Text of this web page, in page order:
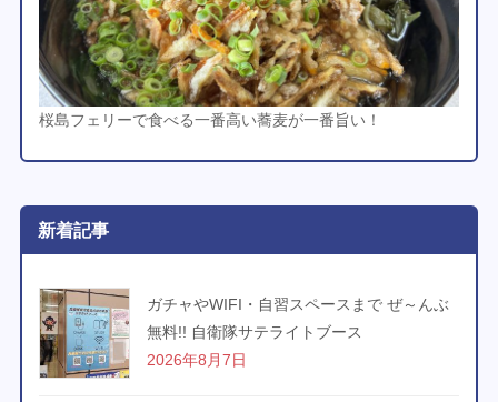
桜島フェリーで食べる一番高い蕎麦が一番旨い！
新着記事
ガチャやWIFI・自習スペースまで ぜ～んぶ
無料!! 自衛隊サテライトブース
2026年8月7日